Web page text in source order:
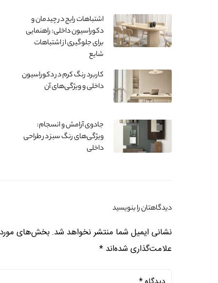
اشتباهات رایج در چیدمان و
دکوراسیون داخلی: راهنمایی
برای جلوگیری از اشتباهات
شایع
کاربرد رنگ کرم در دکوراسیون
داخلی و ویژگی‌های آن
جادوی آرامش و انسجام:
ویژگی‌های رنگ سبز در طراحی
داخلی
دیدگاهتان را بنویسید
نشانی ایمیل شما منتشر نخواهد شد. بخش‌های
علامت‌گذاری شده‌اند *